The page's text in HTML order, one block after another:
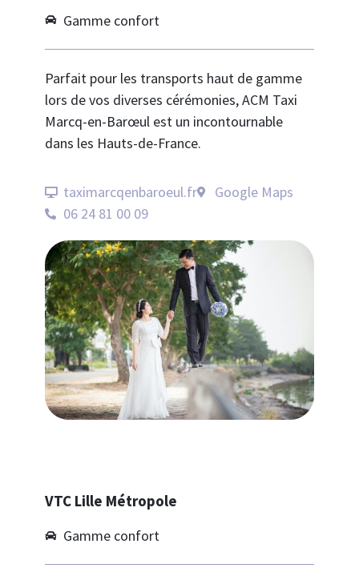
Gamme confort
Parfait pour les transports haut de gamme
lors de vos diverses cérémonies, ACM Taxi
Marcq-en-Barœul est un incontournable
dans les Hauts-de-France.
taximarcqenbaroeul.fr
Google Maps
06 24 81 00 09
VTC Lille Métropole
Gamme confort